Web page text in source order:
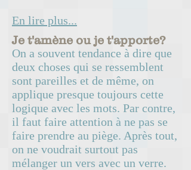
En lire plus...
Je t'amène ou je t'apporte?
On a souvent tendance à dire que
deux choses qui se ressemblent
sont pareilles et de même, on
applique presque toujours cette
logique avec les mots. Par contre,
il faut faire attention à ne pas se
faire prendre au piège. Après tout,
on ne voudrait surtout pas
mélanger un vers avec un verre.